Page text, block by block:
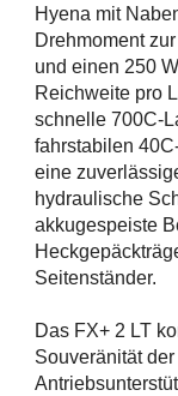
Hyena mit
Drehmoment
und einen 250
Reichweite pro
schnelle 700C-
fahrstabilen
eine
hydraulische
akkugespeiste
Seitenständer.
Das FX+ 2 LT
Souveränität